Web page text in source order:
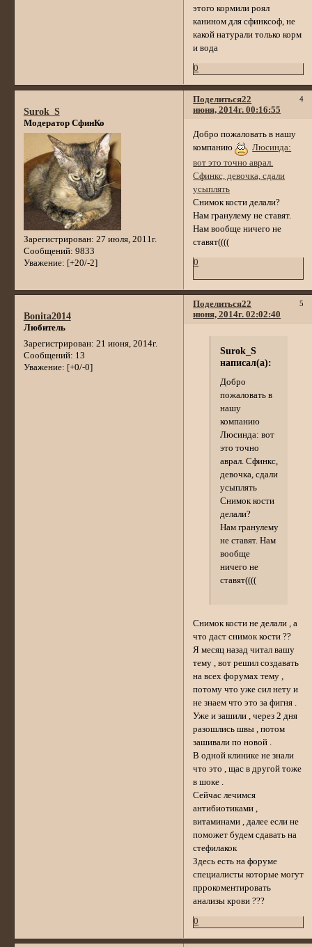
этого кормили роял
канином для сфинксоф, не
какой натурали только корм
и вода
0
Поделиться 4
22
июня, 2014г. 00:16:55
Surok_S
Модератор СфинКо
Зарегистрирован: 27 июля, 2011г.
Сообщений: 9833
Уважение: [+20/-2]
Добро пожаловать в нашу
компанию
Люсинда:
вот это точно аврал.
Сфинкс, девочка, сдали
усыплять
Снимок кости делали?
Нам гранулему не ставят.
Нам вообще ничего не
ставят((((
0
Поделиться 5
22
июня, 2014г. 02:02:40
Bonita2014
Любитель
Зарегистрирован: 21 июня, 2014г.
Сообщений: 13
Уважение: [+0/-0]
Surok_S
написал(а):
Добро
пожаловать в
нашу
компанию
Люсинда: вот
это точно
аврал. Сфинкс,
девочка, сдали
усыплять
Снимок кости
делали?
Нам гранулему
не ставят. Нам
вообще
ничего не
ставят((((
Снимок кости не делали , а
что даст снимок кости ??
Я месяц назад читал вашу
тему , вот решил создавать
на всех форумах тему ,
потому что уже сил нету и
не знаем что это за фигня .
Уже и зашили , через 2 дня
разошлись швы , потом
зашивали по новой .
В одной клинике не знали
что это , щас в другой тоже
в шоке .
Сейчас лечимся
антибиотиками ,
витаминами , далее если не
поможет будем сдавать на
стефилакок
Здесь есть на форуме
специалисты которые могут
пррокоментировать
анализы крови ???
0